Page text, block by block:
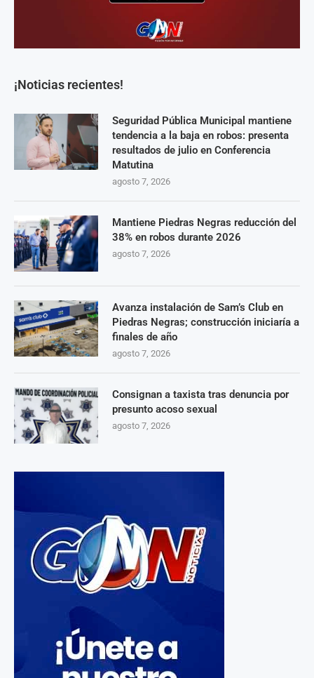
¡Noticias recientes!
Seguridad Pública Municipal mantiene
tendencia a la baja en robos: presenta
resultados de julio en Conferencia
Matutina
agosto 7, 2026
Mantiene Piedras Negras reducción del
38% en robos durante 2026
agosto 7, 2026
Avanza instalación de Sam’s Club en
Piedras Negras; construcción iniciaría a
finales de año
agosto 7, 2026
Consignan a taxista tras denuncia por
presunto acoso sexual
agosto 7, 2026